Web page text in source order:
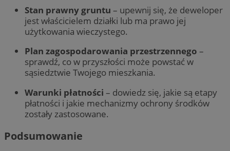
Stan prawny gruntu – upewnij się, że deweloper
jest właścicielem działki lub ma prawo jej
użytkowania wieczystego.
Plan zagospodarowania przestrzennego –
sprawdź, co w przyszłości może powstać w
sąsiedztwie Twojego mieszkania.
Warunki płatności – dowiedz się, jakie są etapy
płatności i jakie mechanizmy ochrony środków
zostały zastosowane.
Podsumowanie